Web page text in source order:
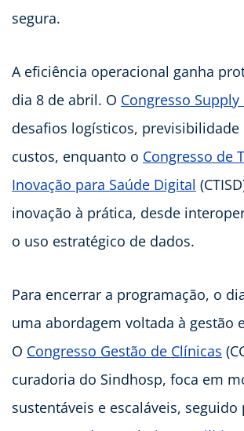
segura.
A eficiência operacional ganha
dia 8 de abril. O Congresso Supply
desafios logísticos, previsibilidade
custos, enquanto o Congresso de
Inovação para Saúde Digital
inovação à prática, desde
o uso estratégico de dados.
Para encerrar a programação, o
uma abordagem voltada à gestão
O Congresso Gestão de Clínicas
curadoria do Sindhosp, foca em
sustentáveis e escaláveis, seguido